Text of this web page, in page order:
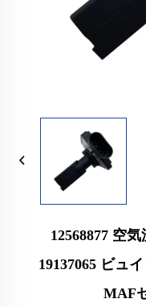
12568877 空
19137065 ビュ
MAF